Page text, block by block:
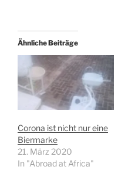
Ähnliche Beiträge
Corona ist nicht nur eine
Biermarke
21. März 2020
In "Abroad at Africa"